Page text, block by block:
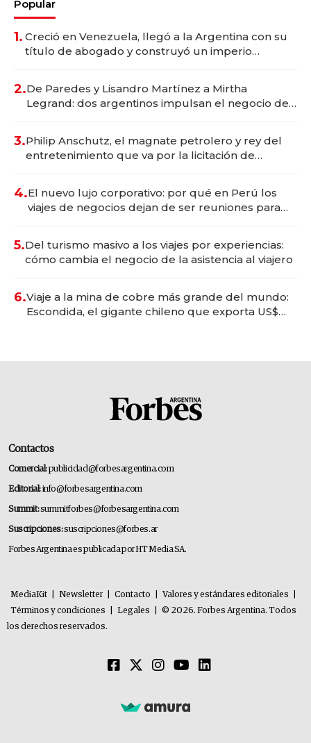
Popular
1. Creció en Venezuela, llegó a la Argentina con su
título de abogado y construyó un imperio
2.De Paredes y Lisandro Martínez a Mirtha
Legrand: dos argentinos impulsan el negocio del
3.Philip Anschutz, el magnate petrolero y rey del
entretenimiento que va por la licitación de
4.El nuevo lujo corporativo: por qué en Perú los
viajes de negocios dejan de ser reuniones para
5.Del turismo masivo a los viajes por experiencias:
cómo cambia el negocio de la asistencia al viajero
6.Viaje a la mina de cobre más grande del mundo:
Escondida, el gigante chileno que exporta US$
Contactos
Comercial:publicidad@forbesargentina.com
Editorial:info@forbesargentina.com
Summit:summitforbes@forbesargentina.com
Suscripciones:suscripciones@forbes.ar
Forbes Argentina es publicada por HT Media SA.
MediaKit Newsletter Contacto Valores y estándares editoriales
Términos y condiciones
Legales
© 2026. Forbes Argentina. Todos
los derechos reservados.